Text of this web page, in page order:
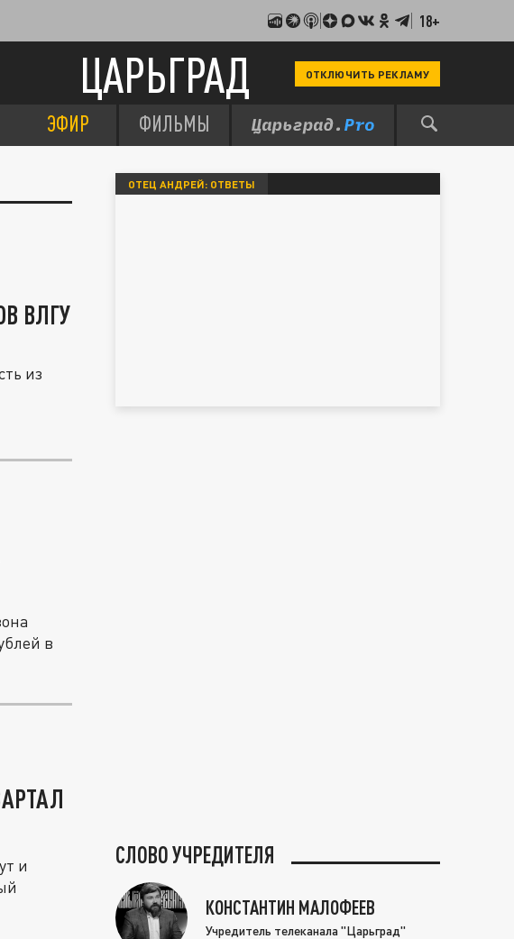
18+
ЦАРЬГРАД ОТКЛЮЧИТЬ РЕКЛАМУ
ЭФИР ФИЛЬМЫ
ВЛГУ
из
в
и
ОТЕЦ АНДРЕЙ: ОТВЕТЫ
СЛОВО УЧРЕДИТЕЛЯ
КОНСТАНТИН МАЛОФЕЕВ
Учредитель телеканала "Царьград"